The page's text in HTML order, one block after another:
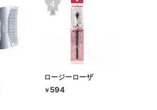
ロージーローザ
￥ 594